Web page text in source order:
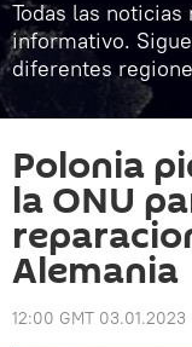
Todas las
informativo.
diferentes
Polonia
la ONU
Alemania
12:00 GMT 03.01.2023